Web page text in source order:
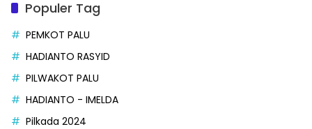
Populer Tag
PEMKOT PALU
HADIANTO RASYID
PILWAKOT PALU
HADIANTO - IMELDA
Pilkada 2024